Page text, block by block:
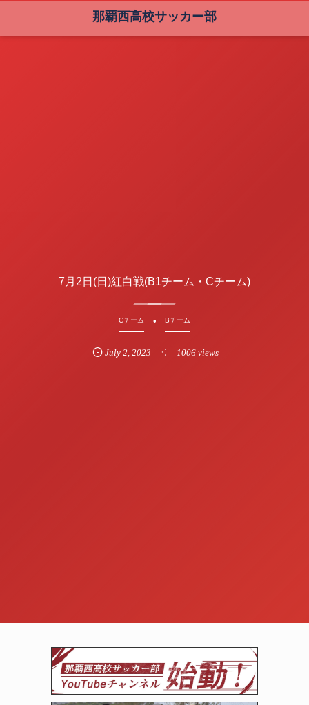
那覇西高校サッカー部
7月2日(日)紅白戦(B1チーム・Cチーム)
Cチーム Bチーム
July 2,2023 1006 views